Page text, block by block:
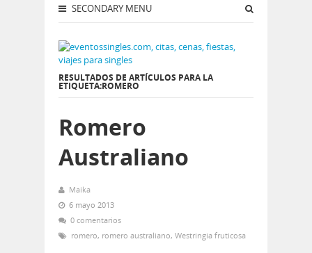
SECONDARY MENU
RESULTADOS DE ARTÍCULOS PARA LA
ETIQUETA:ROMERO
Romero
Australiano
Maika
6 mayo 2013
0 comentarios
romero, romero australiano, Westringia fruticosa